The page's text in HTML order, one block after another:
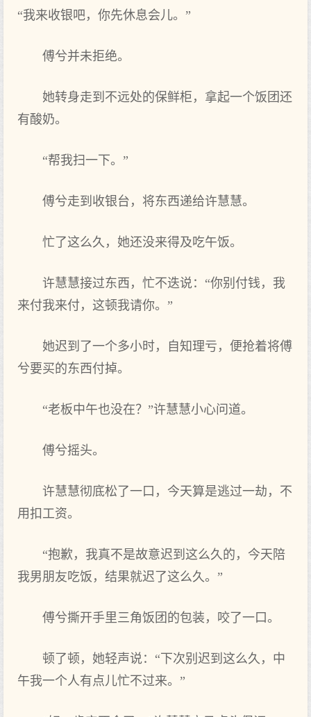
“我来收银吧，你先休息会儿。”
傅兮并未拒绝。
她转身走到不远处的保鲜柜，拿起一个饭团还
有酸奶。
“帮我扫一下。”
傅兮走到收银台，将东西递给许慧慧。
忙了这么久，她还没来得及吃午饭。
许慧慧接过东西，忙不迭说：“你别付钱，我
来付我来付，这顿我请你。”
她迟到了一个多小时，自知理亏，便抢着将傅
兮要买的东西付掉。
“老板中午也没在？”许慧慧小心问道。
傅兮摇头。
许慧慧彻底松了一口，今天算是逃过一劫，不
用扣工资。
“抱歉，我真不是故意迟到这么久的，今天陪
我男朋友吃饭，结果就迟了这么久。”
傅兮撕开手里三角饭团的包装，咬了一口。
顿了顿，她轻声说：“下次别迟到这么久，中
午我一个人有点儿忙不过来。”